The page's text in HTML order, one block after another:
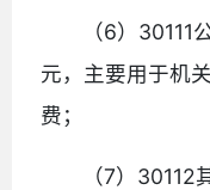
（6）
元，主要用于机
费；
（7）30112